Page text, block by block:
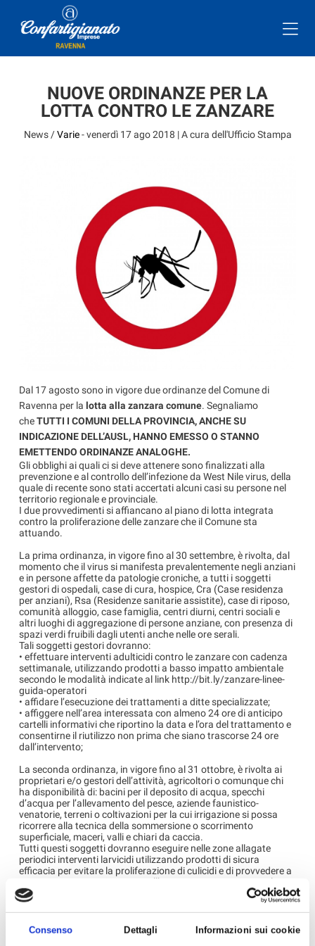
Consenso Dettagli Informazioni sui cookie
NUOVE ORDINANZE PER LA
LOTTA CONTRO LE ZANZARE
News /Varie-venerdì 17 ago 2018 | A cura dell'Ufficio Stampa
Dal 17 agosto sono in vigore due ordinanze del Comune di
Ravenna per la lotta alla zanzara comune. Segnaliamo
cheTUTTI I COMUNI DELLA PROVINCIA, ANCHE SU
INDICAZIONE DELL’AUSL, HANNO EMESSO O STANNO
EMETTENDO ORDINANZE ANALOGHE.
Gli obblighi ai quali ci si deve attenere sono finalizzati alla
prevenzione e al controllo dell’infezione da West Nile virus, della
quale di recente sono stati accertati alcuni casi su persone nel
territorio regionale e provinciale.
I due provvedimenti si affiancano al piano di lotta integrata
contro la proliferazione delle zanzare che il Comune sta
attuando.
La prima ordinanza, in vigore fino al 30 settembre, è rivolta, dal
momento che il virus si manifesta prevalentemente negli anziani
e in persone affette da patologie croniche, a tutti i soggetti
gestori di ospedali, case di cura, hospice, Cra (Case residenza
per anziani), Rsa (Residenze sanitarie assistite), case di riposo,
comunità alloggio, case famiglia, centri diurni, centri sociali e
altri luoghi di aggregazione di persone anziane, con presenza di
spazi verdi fruibili dagli utenti anche nelle ore serali.
Tali soggetti gestori dovranno:
• effettuare interventi adulticidi contro le zanzare con cadenza
settimanale, utilizzando prodotti a basso impatto ambientale
secondo le modalità indicate al link http://bit.ly/zanzare-linee-
guida-operatori
• affidare l’esecuzione dei trattamenti a ditte specializzate;
• affiggere nell’area interessata con almeno 24 ore di anticipo
cartelli informativi che riportino la data e l’ora del trattamento e
consentirne il riutilizzo non prima che siano trascorse 24 ore
dall’intervento;
La seconda ordinanza, in vigore fino al 31 ottobre, è rivolta ai
proprietari e/o gestori dell’attività, agricoltori o comunque chi
ha disponibilità di: bacini per il deposito di acqua, specchi
d’acqua per l’allevamento del pesce, aziende faunistico-
venatorie, terreni o coltivazioni per la cui irrigazione si possa
ricorrere alla tecnica della sommersione o scorrimento
superficiale, maceri, valli e chiari da caccia.
Tutti questi soggetti dovranno eseguire nelle zone allagate
periodici interventi larvicidi utilizzando prodotti di sicura
efficacia per evitare la proliferazione di culicidi e di provvedere a
comunicare preventivamente all’Amministrazione comunale
l’avvio delle operazioni di allagamento.
Ai seguentilinkitesti completi delle due ordinanze del
Comune di Ravenna
http://bit.ly/ord-luoghi-aggregazione